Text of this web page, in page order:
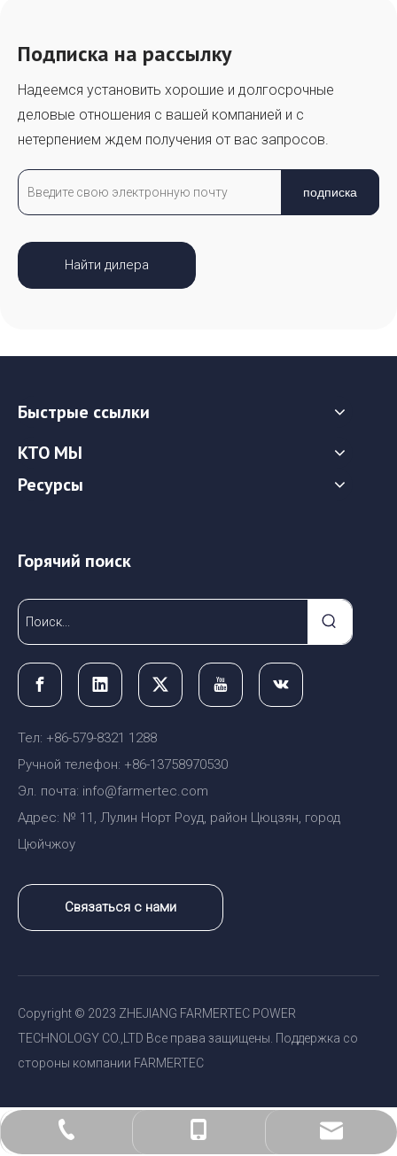
Подписка на рассылку
Надеемся установить хорошие и долгосрочные
деловые отношения с вашей компанией и с
нетерпением ждем получения от вас запросов.
подписка
Найти дилера
Быстрые ссылки
КТО МЫ
Ресурсы
Горячий поиск
Тел: +86-579-8321 1288
Ручной телефон: +86-13758970530
Эл. почта: info@farmertec.com
Адрес: № 11, Лулин Норт Роуд, район Цюцзян, город
Цюйчжоу
Связаться с нами
+86-579-82820138
+86-13758970530
sales@holzfforma.com
Copyright © 2023 ZHEJIANG FARMERTEC POWER
TECHNOLOGY CO.,LTD Все права защищены. Поддержка со
стороны компании FARMERTEC